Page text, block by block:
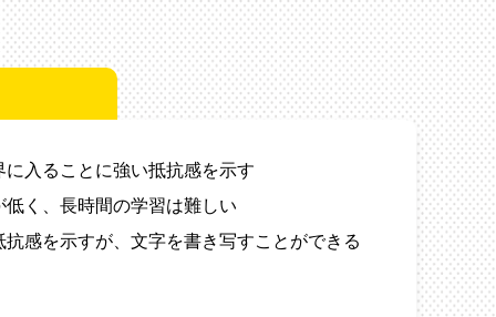
入ることに強い抵抗感を示す
く、長時間の学習は難しい
感を示すが、文字を書き写すことができる